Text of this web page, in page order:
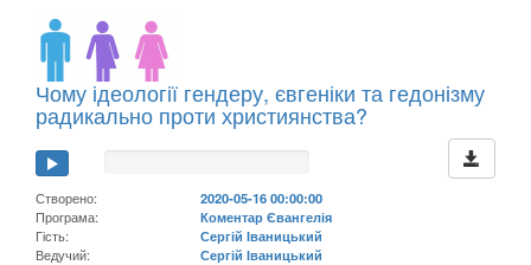
Чому ідеології гендеру, євгеніки та гедонізму
радикально проти християнства?
Створено:
2020-05-16 00:00:00
Програма:
Коментар Євангелія
Гість:
Сергій Іваницький
Ведучий:
Сергій Іваницький